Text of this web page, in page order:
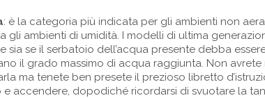
: è la categoria più indicata per gli ambienti non
gli ambienti di umidità. I modelli di ultima
sia se il serbatoio dell’acqua presente debba
il grado massimo di acqua raggiunta. Non avrete
ma tenete ben presete il prezioso libretto
e accendere, dopodiché ricordarsi di svuotare la